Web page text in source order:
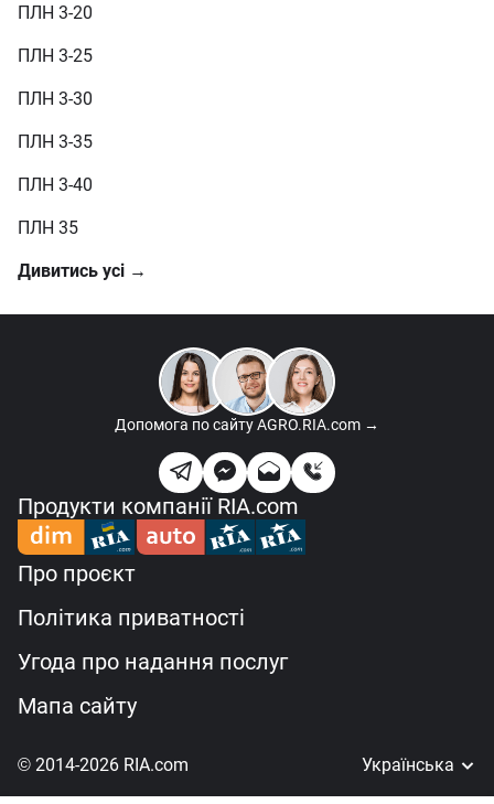
ПЛН 3-20
ПЛН 3-25
ПЛН 3-30
ПЛН 3-35
ПЛН 3-40
ПЛН 35
Дивитись усі →
Допомога по сайтуAGRO.RIA.com →
Продукти компанії RIA.com
Про проєкт
Політика приватності
Угода про надання послуг
Мапа сайту
© 2014-2026 RIA.com Українська